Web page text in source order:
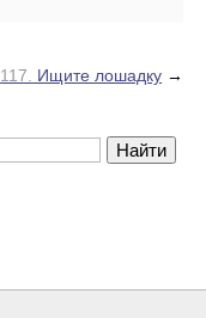
117. Ищите лошадку →